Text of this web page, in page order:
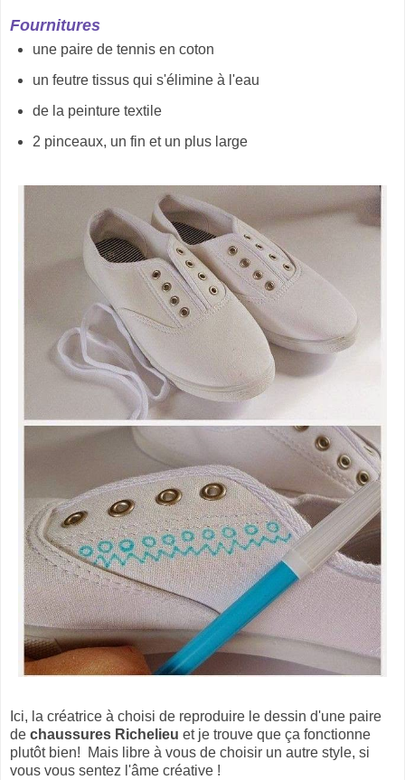
Fournitures
une paire de tennis en coton
un feutre tissus qui s'élimine à l'eau
de la peinture textile
2 pinceaux, un fin et un plus large
Ici, la créatrice à choisi de reproduire le dessin d'une paire
de chaussures Richelieu et je trouve que ça fonctionne
plutôt bien! Mais libre à vous de choisir un autre style, si
vous vous sentez l'âme créative !